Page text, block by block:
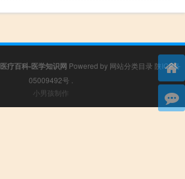
医疗百科-医学知识网 Powered by 网站分类目录 陕ICP备
05009492号
小男孩制作